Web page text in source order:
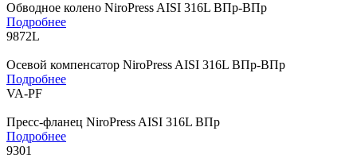
Обводное колено NiroPress AISI 316L ВПр-ВПр
Подробнее
9872L
Осевой компенсатор NiroPress AISI 316L ВПр-ВПр
Подробнее
VA-PF
Пресс-фланец NiroPress AISI 316L ВПр
Подробнее
9301